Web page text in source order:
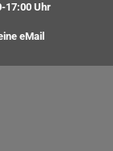
17:00 Uhr
eMail